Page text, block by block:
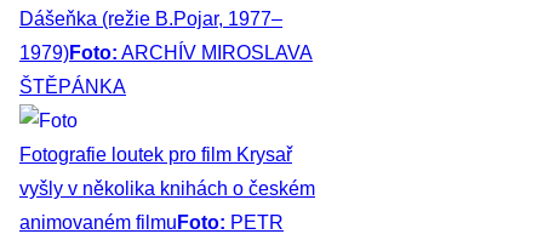
Dášeňka (režie B.Pojar, 1977–
1979)Foto: ARCHÍV MIROSLAVA
ŠTĚPÁNKA
Fotografie loutek pro film Krysař
vyšly v několika knihách o českém
animovaném filmu Foto: PETR